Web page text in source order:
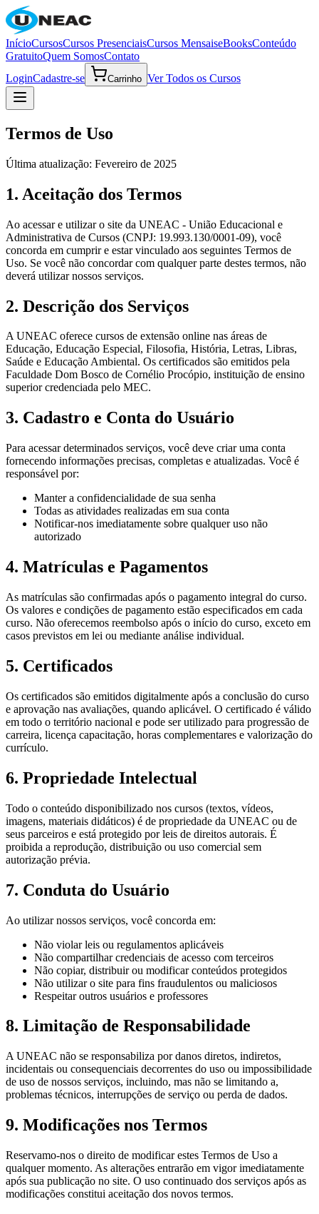
InícioCursosCursos PresenciaisCursos MensaiseBooksConteúdo
GratuitoQuem SomosContato
LoginCadastre-se Carrinho Ver Todos os Cursos
Termos de Uso
Última atualização: Fevereiro de 2025
1. Aceitação dos Termos
Ao acessar e utilizar o site da UNEAC - União Educacional e
Administrativa de Cursos (CNPJ: 19.993.130/0001-09), você
concorda em cumprir e estar vinculado aos seguintes Termos de
Uso. Se você não concordar com qualquer parte destes termos, não
deverá utilizar nossos serviços.
2. Descrição dos Serviços
A UNEAC oferece cursos de extensão online nas áreas de
Educação, Educação Especial, Filosofia, História, Letras, Libras,
Saúde e Educação Ambiental. Os certificados são emitidos pela
Faculdade Dom Bosco de Cornélio Procópio, instituição de ensino
superior credenciada pelo MEC.
3. Cadastro e Conta do Usuário
Para acessar determinados serviços, você deve criar uma conta
fornecendo informações precisas, completas e atualizadas. Você é
responsável por:
Manter a confidencialidade de sua senha
Todas as atividades realizadas em sua conta
Notificar-nos imediatamente sobre qualquer uso não
autorizado
4. Matrículas e Pagamentos
As matrículas são confirmadas após o pagamento integral do curso.
Os valores e condições de pagamento estão especificados em cada
curso. Não oferecemos reembolso após o início do curso, exceto em
casos previstos em lei ou mediante análise individual.
5. Certificados
Os certificados são emitidos digitalmente após a conclusão do curso
e aprovação nas avaliações, quando aplicável. O certificado é válido
em todo o território nacional e pode ser utilizado para progressão de
carreira, licença capacitação, horas complementares e valorização do
currículo.
6. Propriedade Intelectual
Todo o conteúdo disponibilizado nos cursos (textos, vídeos,
imagens, materiais didáticos) é de propriedade da UNEAC ou de
seus parceiros e está protegido por leis de direitos autorais. É
proibida a reprodução, distribuição ou uso comercial sem
autorização prévia.
7. Conduta do Usuário
Ao utilizar nossos serviços, você concorda em:
Não violar leis ou regulamentos aplicáveis
Não compartilhar credenciais de acesso com terceiros
Não copiar, distribuir ou modificar conteúdos protegidos
Não utilizar o site para fins fraudulentos ou maliciosos
Respeitar outros usuários e professores
8. Limitação de Responsabilidade
A UNEAC não se responsabiliza por danos diretos, indiretos,
incidentais ou consequenciais decorrentes do uso ou impossibilidade
de uso de nossos serviços, incluindo, mas não se limitando a,
problemas técnicos, interrupções de serviço ou perda de dados.
9. Modificações nos Termos
Reservamo-nos o direito de modificar estes Termos de Uso a
qualquer momento. As alterações entrarão em vigor imediatamente
após sua publicação no site. O uso continuado dos serviços após as
modificações constitui aceitação dos novos termos.